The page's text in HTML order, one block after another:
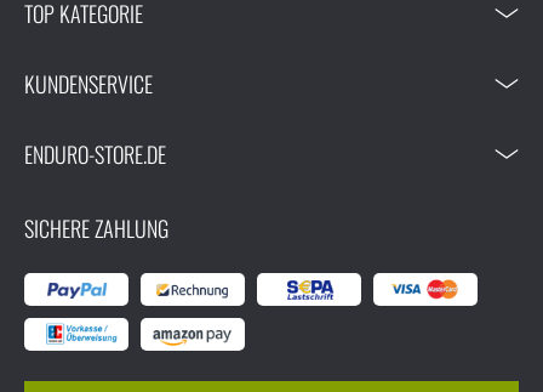
TOP KATEGORIE
KUNDENSERVICE
ENDURO-STORE.DE
SICHERE ZAHLUNG